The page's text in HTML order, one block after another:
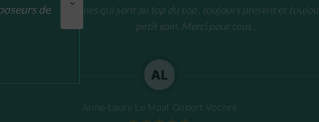
de
personnes qui sont au top du top , toujours présent et
petit soin. Merci pour tous .
Anne Laure Le Moal Gobert Vochré